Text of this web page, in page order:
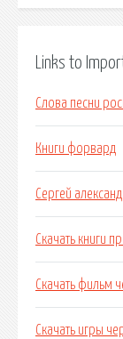
Links to
Слова песни
Книги форвард
Сергей
Скачать книги
Скачать фильм
Скачать игры